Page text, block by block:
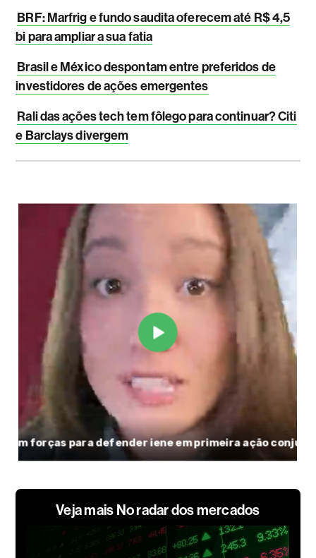
BRF: Marfrig e fundo saudita oferecem até R$ 4,5
bi para ampliar a sua fatia
Brasil e México despontam entre preferidos de
investidores de ações emergentes
Rali das ações tech tem fôlego para continuar? Citi
e Barclays divergem
Veja mais No radar dos mercados